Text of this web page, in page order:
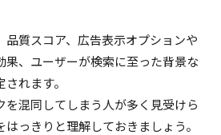
品質スコア、広告表示オプションや
果、ユーザーが検索に至った背景な
れます。
を混同してしまう人が多く見受けら
っきりと理解しておきましょう。